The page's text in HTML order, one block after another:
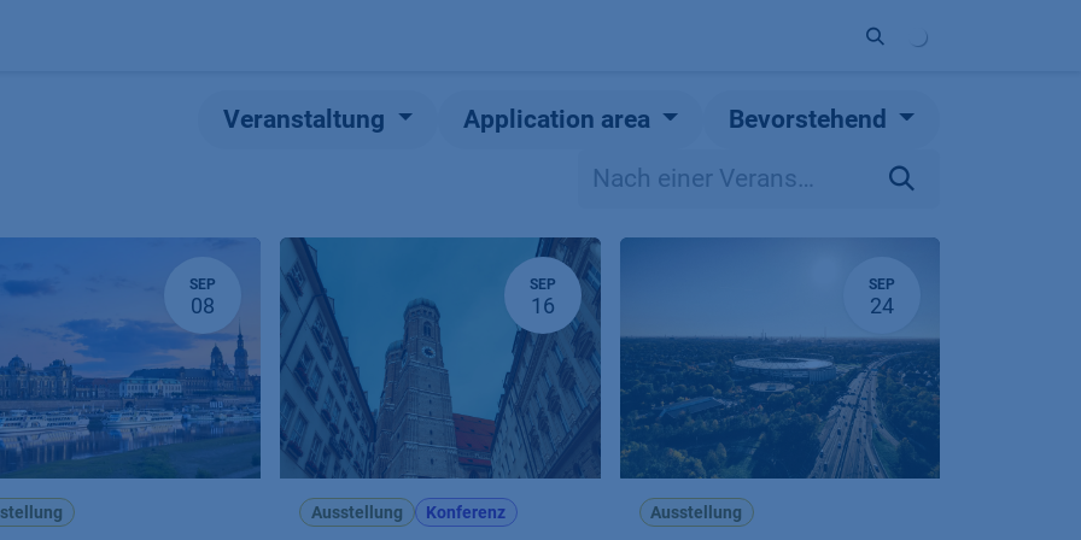
Veranstaltung Application area Bevorstehend
SEP
08
SEP
16
Ausstellung Konferenz
SEP
24
Ausstellung